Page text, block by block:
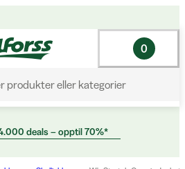
produkter eller kategorier
0
deals – opptil 70%*